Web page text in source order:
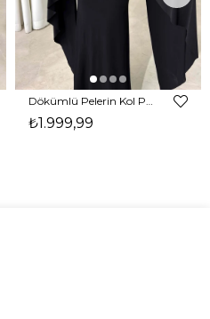
Dökümlü Pelerin Kol Pencere Detaylı Maxi Siyah Arlev Kadın Elbise 26Y511
₺1.999,99